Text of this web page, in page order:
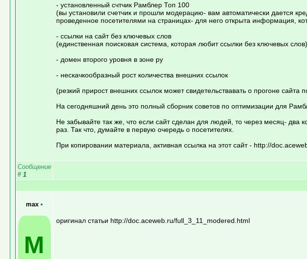
- установленный счтчик Рамблер Топ 100
(вы установили счетчик и прошли модерацию- вам автоматически дается
проведенное посетителями на страницах- для него открыта информация,
- ссылки на сайт без ключевых слов
(единственная поисковая система, которая любит ссылки без ключевых слов)
- домен второго уровня в зоне ру
- нескачкообразный рост количества внешних ссылок
(резкий прирост внешних ссылок может свидетельствавать о прогоне сайта
На сегодняшний день это полный сборник советов по оптимизации для
Не забывайте так же, что если сайт сделан для людей, то через месяц- два
раз. Так что, думайте в первую очередь о посетителях.
При копировании материала, активная ссылка на этот сайт - http://
Сообщение
# 1
max •
M
оригинал статьи http://doc.aceweb.ru/full_3_11_modered.html